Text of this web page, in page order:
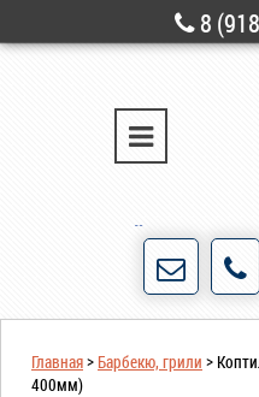
8
г. Новороссийск ул.
Порядочность и
Главная>Барбекю, грили >
400мм)